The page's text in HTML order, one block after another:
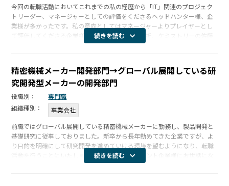
今回の転職活動においてこれまでの私の経歴から「IT」関連のプロジェク
トリーダー、マネージャーとしての評価をくださるヘッドハンター様、企
業様が多かったです。私の意向としてはマネージャーよりプレイヤーとし
て評価してくださる企業様への転職を考えていた折、ケミストリーの佐藤
様より私の希望以上の企業を紹介いただきました。佐藤様からの最初のお
続きを読む
精密機械メーカー開発部門→グローバル展開している研
究開発型メーカーの開発部門
役職別：
専門職
組織種別：
事業会社
前職ではグローバル展開している精密機械メーカーに勤務し、製品開発と
基礎研究に従事しておりました。新卒から長年勤めてきた企業ですが、よ
り目的を明確にして研究開発を進めていける環境を望むようになり、転職
活動を行うことにいたしました。複数のエージェント企業様にお世話にな
っておりましたが、佐藤さんからは、大手のエージェント企業様には無い
続きを読む